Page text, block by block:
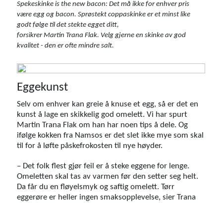
Spekeskinke is the new bacon: Det må ikke for enhver pris
være egg og bacon. Sprøstekt coppaskinke er et minst like
godt følge til det stekte egget ditt,
forsikrer Martin Trana Flak. Velg gjerne en skinke av god
kvalitet - den er ofte mindre salt.
Eggekunst
Selv om enhver kan greie å knuse et egg, så er det en
kunst å lage en skikkelig god omelett. Vi har spurt
Martin Trana Flak om han har noen tips å dele. Og
ifølge kokken fra Namsos er det slet ikke mye som skal
til for å løfte påskefrokosten til nye høyder.
– Det folk flest gjør feil er å steke eggene for lenge.
Omeletten skal tas av varmen før den setter seg helt.
Da får du en fløyelsmyk og saftig omelett. Tørr
eggerøre er heller ingen smaksopplevelse, sier Trana